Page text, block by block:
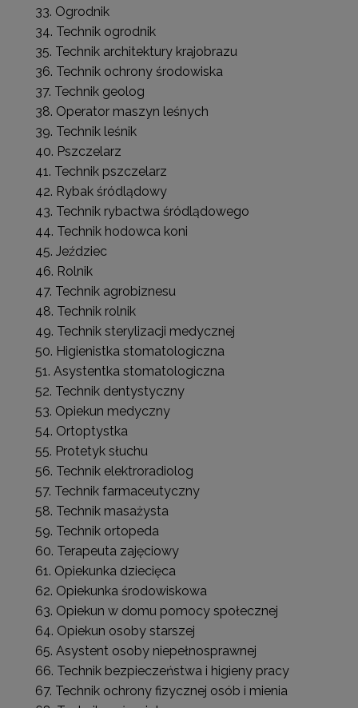
Ogrodnik
Technik ogrodnik
Technik architektury krajobrazu
Technik ochrony środowiska
Technik geolog
Operator maszyn leśnych
Technik leśnik
Pszczelarz
Technik pszczelarz
Rybak śródlądowy
Technik rybactwa śródlądowego
Technik hodowca koni
Jeździec
Rolnik
Technik agrobiznesu
Technik rolnik
Technik sterylizacji medycznej
Higienistka stomatologiczna
Asystentka stomatologiczna
Technik dentystyczny
Opiekun medyczny
Ortoptystka
Protetyk słuchu
Technik elektroradiolog
Technik farmaceutyczny
Technik masażysta
Technik ortopeda
Terapeuta zajęciowy
Opiekunka dziecięca
Opiekunka środowiskowa
Opiekun w domu pomocy społecznej
Opiekun osoby starszej
Asystent osoby niepełnosprawnej
Technik bezpieczeństwa i higieny pracy
Technik ochrony fizycznej osób i mienia